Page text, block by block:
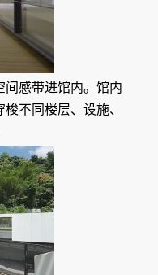
间感带进馆内。馆内
不同楼层、设施、